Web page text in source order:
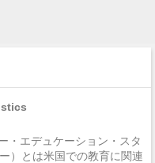
・エデュケーション・スタ
）とは米国での教育に関連